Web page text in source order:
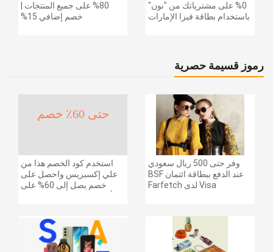
80% على جميع المنتجات |
خصم إضافي 15%
0% على مشترياتك من "نون"
باستخدام بطاقة فيزا الإمارات
رموز قسيمة حصرية
حتى 60٪ خصم
استخدم كود الخصم هذا من
علي إكسبريس واحصل على
خصم يصل إلى 60% على
بقيمة 155 دولارًا أمريكيًا على
الطلبات التي تزيد قيمتها عن
1425 ريالًا سعوديًا | شحن مج
وفر حتى 500 ريال سعودي
عند الدفع ببطاقة ائتمان BSF
Visa لدى Farfetch